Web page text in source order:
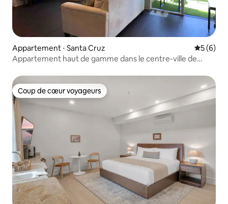
Appartement ⋅ Santa Cruz
5 (6)
Appartement haut de gamme dans le centre-ville de
Coup de cœur voyageurs
Coup de cœur voyageurs